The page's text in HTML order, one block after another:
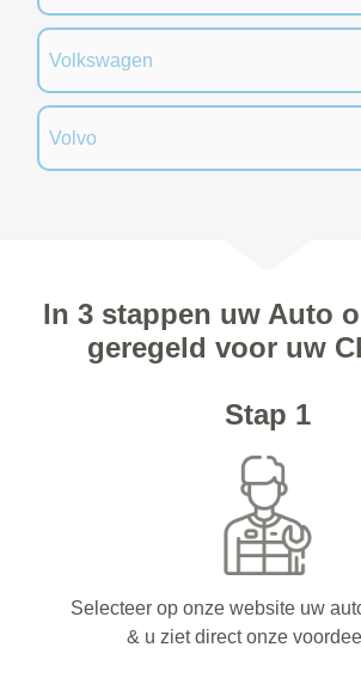
Volkswagen
Volvo
In 3 stappen uw Auto
geregeld voor uw
Stap 1
Selecteer op onze website uw
& u ziet direct onze